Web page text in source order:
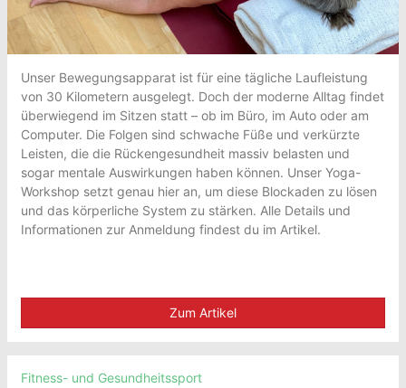
Unser Bewegungsapparat ist für eine tägliche Laufleistung
von 30 Kilometern ausgelegt. Doch der moderne Alltag findet
überwiegend im Sitzen statt – ob im Büro, im Auto oder am
Computer. Die Folgen sind schwache Füße und verkürzte
Leisten, die die Rückengesundheit massiv belasten und
sogar mentale Auswirkungen haben können. Unser Yoga-
Workshop setzt genau hier an, um diese Blockaden zu lösen
und das körperliche System zu stärken. Alle Details und
Informationen zur Anmeldung findest du im Artikel.
Zum Artikel
Fitness- und Gesundheitssport